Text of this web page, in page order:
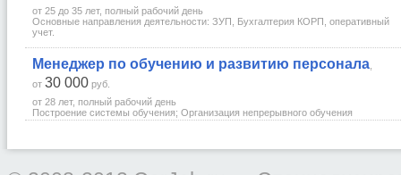
от 25 до 35 лет,полный рабочий день
Основные направления деятельности: ЗУП, Бухгалтерия КОРП, оперативный
учет.
Менеджер по обучению и развитию персонала
от30 000 руб.
от 28 лет,полный рабочий день
Построение системы обучения; Организация непрерывного обучения
Проведение тренингов, посттренинговое сопровождение; Организация